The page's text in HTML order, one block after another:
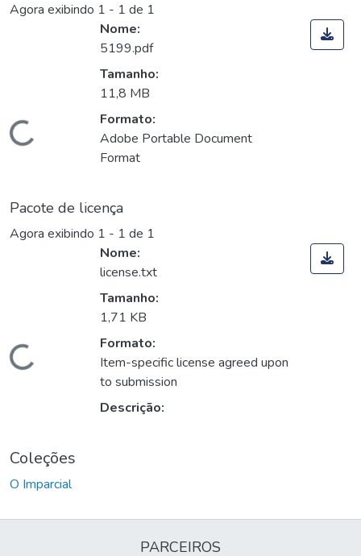
Agora exibindo 1 - 1 de 1
Carregando...
Nome:
5199.pdf
Tamanho:
11,8 MB
Formato:
Adobe Portable Document
Format
Pacote de licença
Agora exibindo 1 - 1 de 1
Carregando...
Nome:
license.txt
Tamanho:
1,71 KB
Formato:
Item-specific license agreed upon
to submission
Descrição:
Coleções
O Imparcial
PARCEIROS